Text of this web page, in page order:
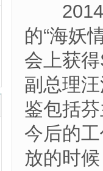
2014
的“海妖
会上获
副总理
鉴包括
今后的
放的时